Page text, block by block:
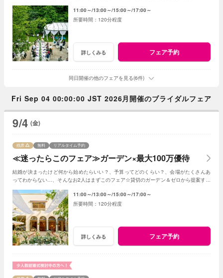
11:00～ 13:00～ 15:00～ 17:00～
120分程度
詳しくみる フェア予約
同日開催の他のフェアを見る(6件)
Fri Sep 04 00:00:00 JST 2026月開催のブライダルフェア
9/4 (金)
≪迷ったらこのフェア≫ガーデン×最大100万優待
残席 無料 リアルタイム予約
結婚が決まったけど何から始めたらいい？、予算ってどのくらい？、会場がたくさんあ
ってわからない…、そんなお2人はまずこのフェア☆貸切のガーデン＆ゼロから提案する
11:00～ 13:00～ 15:00～ 17:00～
120分程度
詳しくみる フェア予約